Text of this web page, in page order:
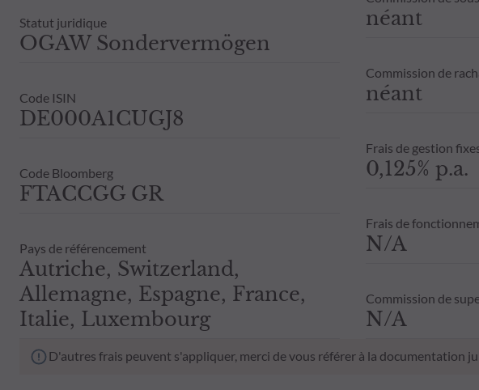
Statut juridique
OGAW Sondervermögen
Code ISIN
DE000A1CUGJ8
Code Bloomberg
FTACCGG GR
Pays de référencement
Autriche, Switzerland,
Allemagne, Espagne, France,
Italie, Luxembourg
néant
Commission de
néant
Frais de gestion
0,125% p.a.
Frais de
N/A
Commission de
N/A
D'autres frais peuvent s'appliquer, merci de vous référer à la documentation